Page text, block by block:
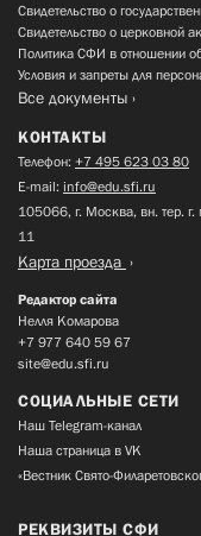
Свидетельство о
Свидетельство о церковной
Политика СФИ в отношении
Условия и запреты для
Все документы
КОНТАКТЫ
Телефон: +7 495 623 03 80
E-mail: info@edu.sfi.ru
105066, г. Москва, вн. тер.
11
Карта проезда
Редактор сайта
Нелля Комарова
+7 977 640 59 67
site@edu.sfi.ru
СОЦИАЛЬНЫЕ СЕТИ
Наш Telegram-канал
Наша страница в VK
«Вестник Свято-
РЕКВИЗИТЫ СФИ